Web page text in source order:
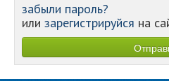
забыли пароль?
или зарегистрируйся на